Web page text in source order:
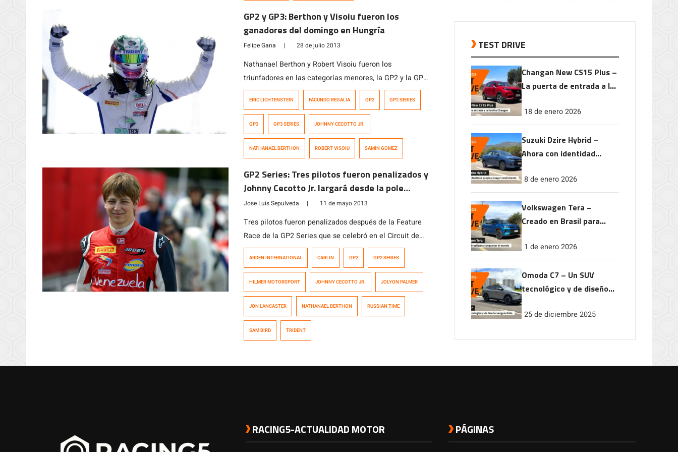
GP2 y GP3: Berthon y Visoiu fueron los
ganadores del domingo en Hungría
Felipe Gana | 28 de julio 2013
Nathanael Berthon y Robert Visoiu fueron los
triunfadores en las categorías menores, la GP2 y la GP3
respectivamente, hoy en Hungría. En la GP2 Series,
categoría para la carrera del domingo. Berthon resistió
los ataques […]
ERIC LICHTENSTEIN FACUNDO REGALIA GP2 GP2 SERIES
GP3 GP3 SERIES JOHNNY CECOTTO JR.
NATHANAEL BERTHON ROBERT VISOIU SAMIN GOMEZ
GP2 Series: Tres pilotos fueron penalizados y
Johnny Cecotto Jr. largará desde la pole
position
Jose Luis Sepulveda | 11 de mayo 2013
Tres pilotos fueron penalizados después de la Feature
Race de la GP2 Series que se celebró en el Circuit de
Catalunya, España. Se trata de los británicos Jolyon
sancionado con 20 segundos por obligar a salirse de […]
ARDEN INTERNATIONAL CARLIN GP2 GP2 SERIES
HILMER MOTORSPORT JOHNNY CECOTTO JR. JOLYON PALMER
JON LANCASTER NATHANAEL BERTHON RUSSIAN TIME
SAM BIRD TRIDENT
TEST DRIVE
Changan New CS15 Plus –
La puerta de entrada a la
18 de enero 2026
Suzuki Dzire Hybrid –
Ahora con identidad
rendimiento
8 de enero 2026
Volkswagen Tera –
Creado en Brasil para
1 de enero 2026
Omoda C7 – Un SUV
tecnológico y de diseño
25 de diciembre 2025
RACING5-ACTUALIDAD MOTOR PÁGINAS